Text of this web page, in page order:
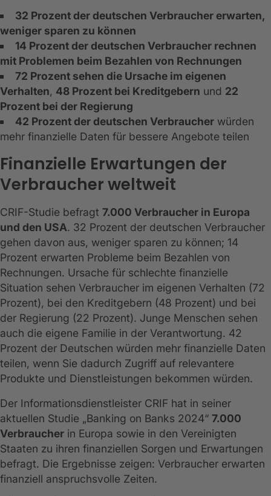
32 Prozent der deutschen Verbraucher erwarten,
weniger sparen zu können
14 Prozent der deutschen Verbraucher rechnen
mit Problemen beim Bezahlen von Rechnungen
72 Prozent sehen die Ursache im eigenen
Verhalten, 48 Prozent bei Kreditgebern und 22
Prozent bei der Regierung
42 Prozent der deutschen Verbraucherwürden
mehr finanzielle Daten für bessere Angebote teilen
Finanzielle Erwartungen der
Verbraucher weltweit
CRIF-Studie befragt 7.000 Verbraucher in Europa
und den USA. 32 Prozent der deutschen Verbraucher
gehen davon aus, weniger sparen zu können; 14
Prozent erwarten Probleme beim Bezahlen von
Rechnungen. Ursache für schlechte finanzielle
Situation sehen Verbraucher im eigenen Verhalten (72
Prozent), bei den Kreditgebern (48 Prozent) und bei
der Regierung (22 Prozent). Junge Menschen sehen
auch die eigene Familie in der Verantwortung. 42
Prozent der Deutschen würden mehr finanzielle Daten
teilen, wenn Sie dadurch Zugriff auf relevantere
Produkte und Dienstleistungen bekommen würden.
Der Informationsdienstleister CRIF hat in seiner
aktuellen Studie „Banking on Banks 2024“ 7.000
Verbraucher in Europa sowie in den Vereinigten
Staaten zu ihren finanziellen Sorgen und Erwartungen
befragt. Die Ergebnisse zeigen: Verbraucher erwarten
finanziell anspruchsvolle Zeiten.